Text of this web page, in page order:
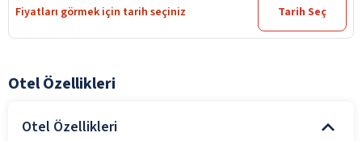
Fiyatları görmek için tarih seçiniz Tarih Seç
Otel Özellikleri
Otel Özellikleri